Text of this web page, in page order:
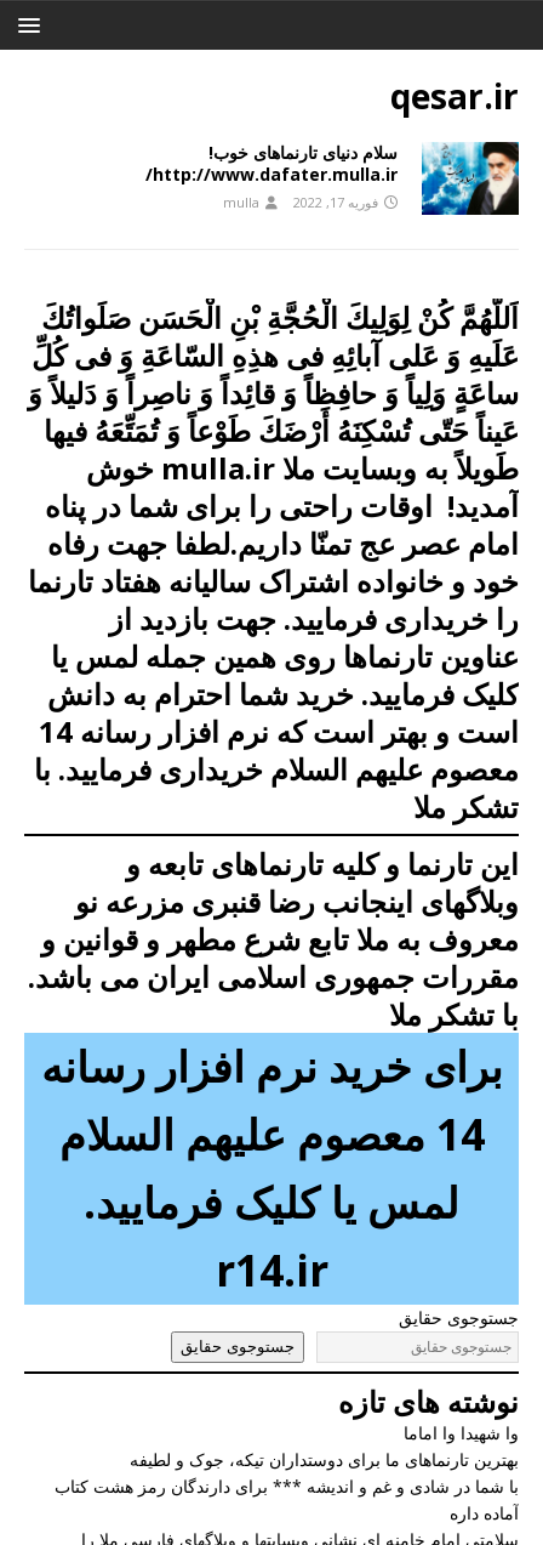
qesar.ir
سلام دنیای تارنماهای خوب!
http://www.dafater.mulla.ir/
فوریه 17, 2022 mulla
اَللّهُمَّ كُنْ لِوَلِیكَ الْحُجَّةِ بْنِ الْحَسَن صَلَواتُكَ
عَلَیهِ وَ عَلى آبائِهِ فی هذِهِ السّاعَةِ وَ فی كُلِّ
ساعَةٍ وَلِیاً وَ حافِظاً وَ قائِداً وَ ناصِراً وَ دَلیلاً وَ
عَیناً حَتّى تُسْكِنَهُ أَرْضَكَ طَوْعاً وَ تُمَتِّعَهُ فیها
طَویلاً به وبسایت ملا mulla.ir خوش
آمدید! اوقات راحتی را برای شما در پناه
امام عصر عج تمنّا داریم.لطفا جهت رفاه
خود و خانواده اشتراک سالیانه هفتاد تارنما
را خریداری فرمایید. جهت بازدید از
عناوین تارنماها روی همین جمله لمس یا
کلیک فرمایید. خرید شما احترام به دانش
است و بهتر است که
نرم افزار رسانه 14
معصوم علیهم السلام خریداری فرمایید. با
تشکر ملا
این تارنما و کلیه تارنماهای تابعه و
وبلاگهای اینجانب رضا قنبری مزرعه نو
معروف به ملا تابع شرع مطهر و قوانین و
مقررات جمهوری اسلامی ایران می باشد.
با تشکر ملا
برای خرید نرم افزار رسانه
14 معصوم علیهم السلام
لمس یا کلیک فرمایید.
r14.ir
جستوجوی حقایق
جستوجوی حقایق
نوشته های تازه
وا شهیدا وا اماما
بهترین تارنماهای ما برای دوستداران تیکه، جوک و لطیفه
با شما در شادی و غم و اندیشه *** برای دارندگان رمز هشت کتاب
آماده داره
سلامتی امام خامنه ای نشانی وبسایتها و وبلاگهای فارسی ملا را